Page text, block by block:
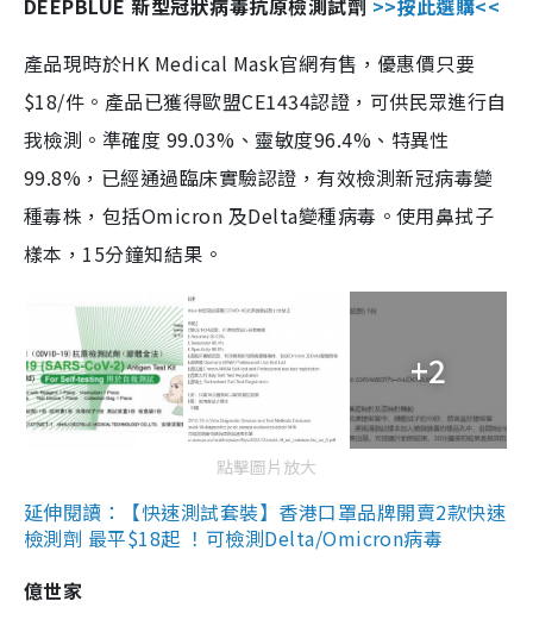
DEEPBLUE 新型冠狀病毒抗原檢測試劑 >>按此選購<<
產品現時於HK Medical Mask官網有售，優惠價只要
$18/件。產品已獲得歐盟CE1434認證，可供民眾進行自
我檢測。準確度 99.03%、靈敏度96.4%、特異性
99.8%，已經通過臨床實驗認證，有效檢測新冠病毒變
種毒株，包括Omicron 及Delta變種病毒。使用鼻拭子
樣本，15分鐘知結果。
+2
點擊圖片放大
延伸閱讀：【快速測試套裝】香港口罩品牌開賣2款快速
檢測劑 最平$18起 ！可檢測Delta/Omicron病毒
億世家